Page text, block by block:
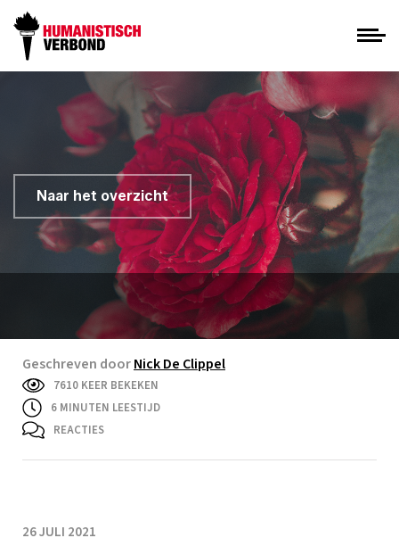
Naar het overzicht
Geschreven doorNick De Clippel
7610 KEER BEKEKEN
6 MINUTEN LEESTIJD
REACTIES
26 JULI 2021